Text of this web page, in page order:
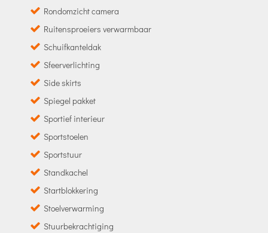
Rondomzicht camera
Ruitensproeiers verwarmbaar
Schuifkanteldak
Sfeerverlichting
Side skirts
Spiegel pakket
Sportief interieur
Sportstoelen
Sportstuur
Standkachel
Startblokkering
Stoelverwarming
Stuurbekrachtiging